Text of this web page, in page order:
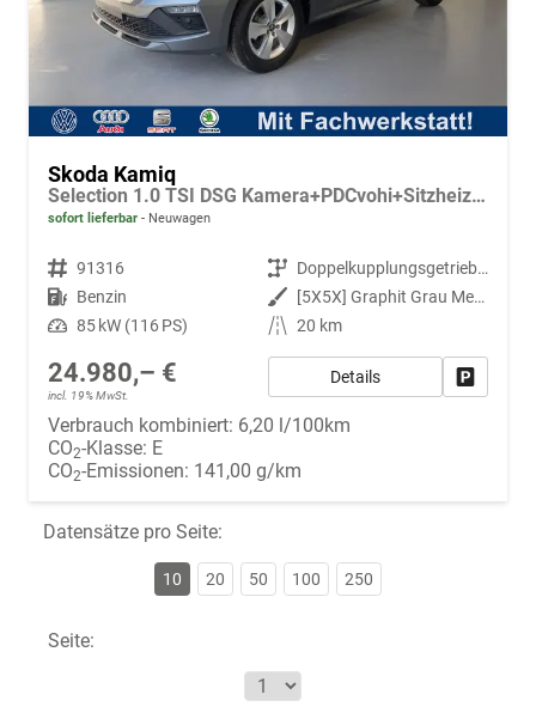
Skoda Kamiq
Selection 1.0 TSI DSG Kamera+PDCvohi+Sitzheizung+AppConnect+Sunset+Alu16
sofort lieferbar Neuwagen
Fahrzeugnr. 91316 Getriebe
Doppelkupplungsgetriebe (DSG)
Kraftstoff Benzin Außenfarbe
[5X5X] Graphit Grau Metallic
Leistung 85 kW (116 PS) Kilometerstand 20 km
24.980,– €
incl. 19% MwSt.
Details
Verbrauch kombiniert: 6,20 l/100km
CO2-Klasse: E
CO2-Emissionen: 141,00 g/km
Datensätze pro Seite:
10 20 50 100 250
Seite: